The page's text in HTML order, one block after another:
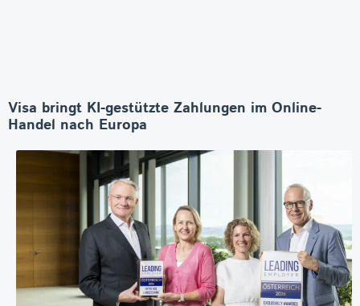
Visa bringt KI-gestützte Zahlungen im Online-
Handel nach Europa